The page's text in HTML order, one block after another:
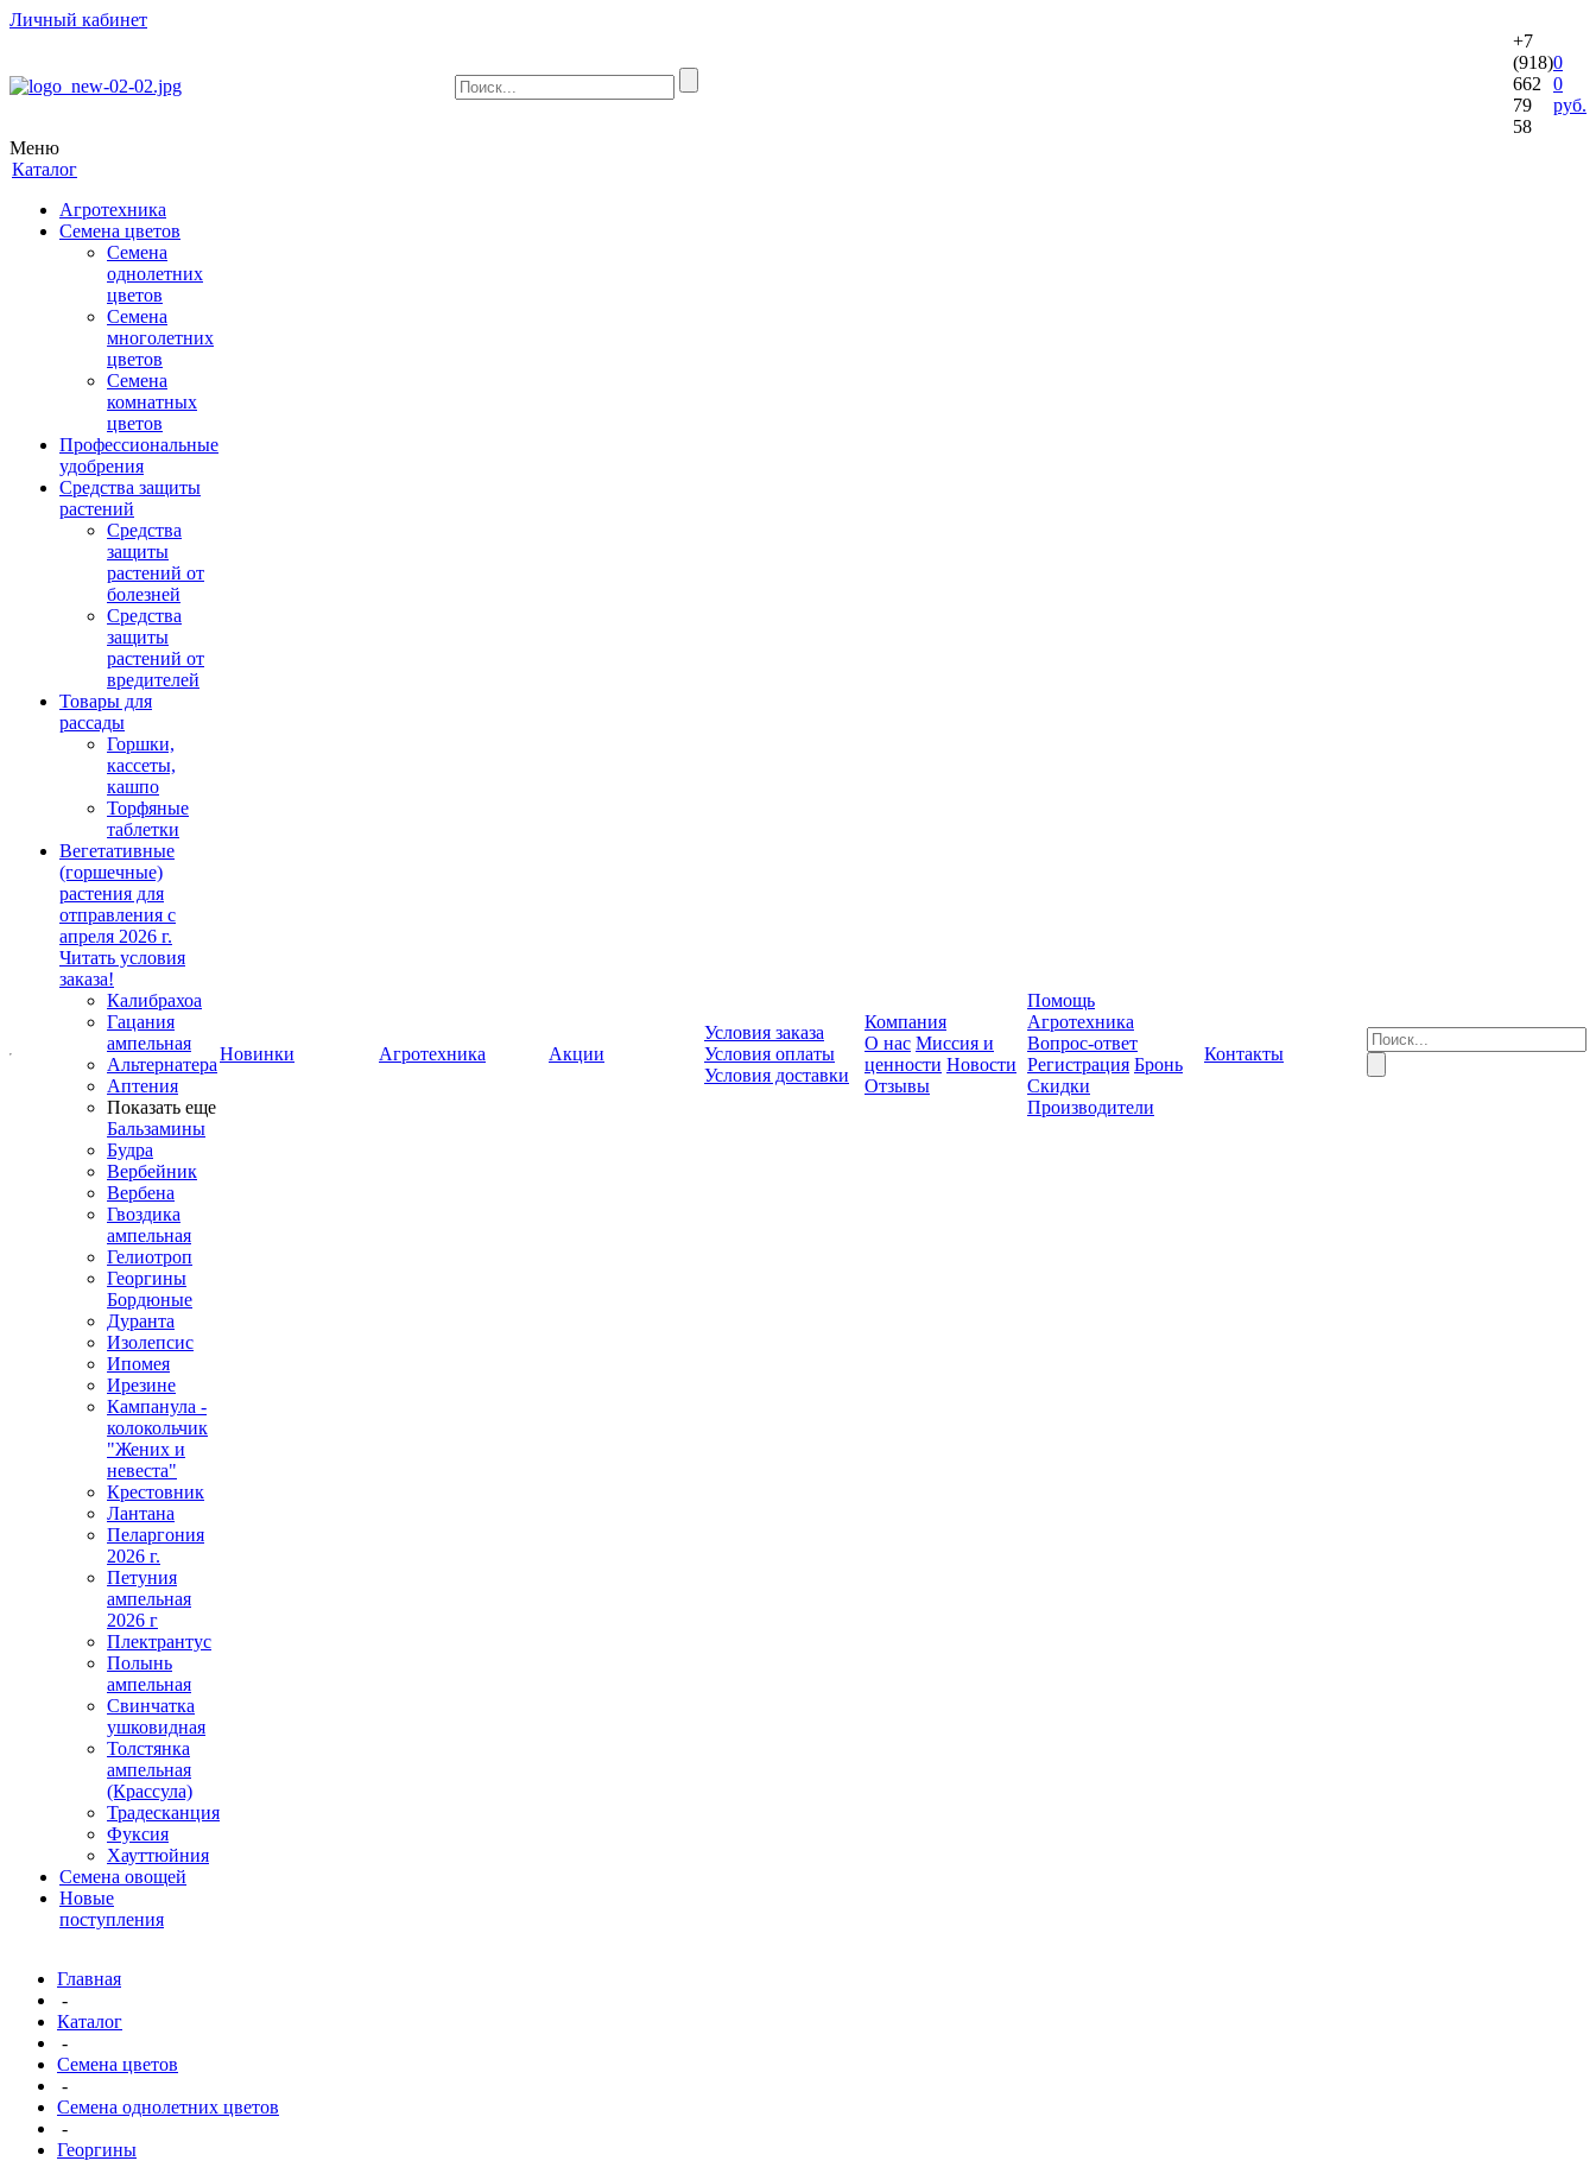
Личный кабинет
+7
(918)
662
79
58
0
0
руб.
Меню
Каталог
Агротехника
Семена цветов
Семена
однолетних
цветов
Семена
многолетних
цветов
Семена
комнатных
цветов
Профессиональные
удобрения
Средства защиты
растений
Средства
защиты
растений от
болезней
Средства
защиты
растений от
вредителей
Товары для
рассады
Горшки,
кассеты,
кашпо
Торфяные
таблетки
Вегетативные
(горшечные)
растения для
отправления с
апреля 2026 г.
Читать условия
заказа!
Калибрахоа
Гацания
ампельная
Альтернатера
Аптения
Показать еще
Бальзамины
Будра
Вербейник
Вербена
Гвоздика
ампельная
Гелиотроп
Георгины
Бордюные
Дуранта
Изолепсис
Ипомея
Ирезине
Кампанула -
колокольчик
"Жених и
невеста"
Крестовник
Лантана
Пеларгония
2026 г.
Петуния
ампельная
2026 г
Плектрантус
Полынь
ампельная
Свинчатка
ушковидная
Толстянка
ампельная
(Крассула)
Традесканция
Фуксия
Хауттюйния
Семена овощей
Новые
поступления
Новинки Агротехника Акции
Условия заказа
Условия оплаты
Условия доставки
Компания
О нас Миссия и
ценности Новости
Отзывы
Помощь
Агротехника
Вопрос-ответ
Регистрация Бронь
Скидки
Производители
Контакты
Главная
-
Каталог
-
Семена цветов
-
Семена однолетних цветов
-
Георгины